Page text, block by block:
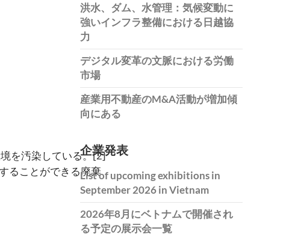
を汚染している。[2]
ることができる廃棄
洪水、ダム、水管理：気候変動に
強いインフラ整備における日越協
力
デジタル変革の文脈における労働
市場
産業用不動産のM&A活動が増加傾
向にある
企業発表
List of upcoming exhibitions in
September 2026 in Vietnam
2026年8月にベトナムで開催され
る予定の展示会一覧